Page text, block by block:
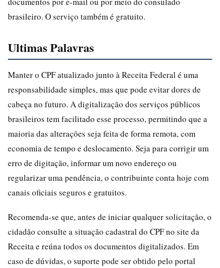
brasileiro. O serviço também é gratuito.
Ultimas Palavras
Manter o CPF atualizado junto à Receita Federal é uma
responsabilidade simples, mas que pode evitar dores de
cabeça no futuro. A digitalização dos serviços públicos
brasileiros tem facilitado esse processo, permitindo que a
maioria das alterações seja feita de forma remota, com
economia de tempo e deslocamento. Seja para corrigir um
erro de digitação, informar um novo endereço ou
regularizar uma pendência, o contribuinte conta hoje com
canais oficiais seguros e gratuitos.
Recomenda-se que, antes de iniciar qualquer solicitação, o
cidadão consulte a situação cadastral do CPF no site da
Receita e reúna todos os documentos digitalizados. Em
caso de dúvidas, o suporte pode ser obtido pelo portal